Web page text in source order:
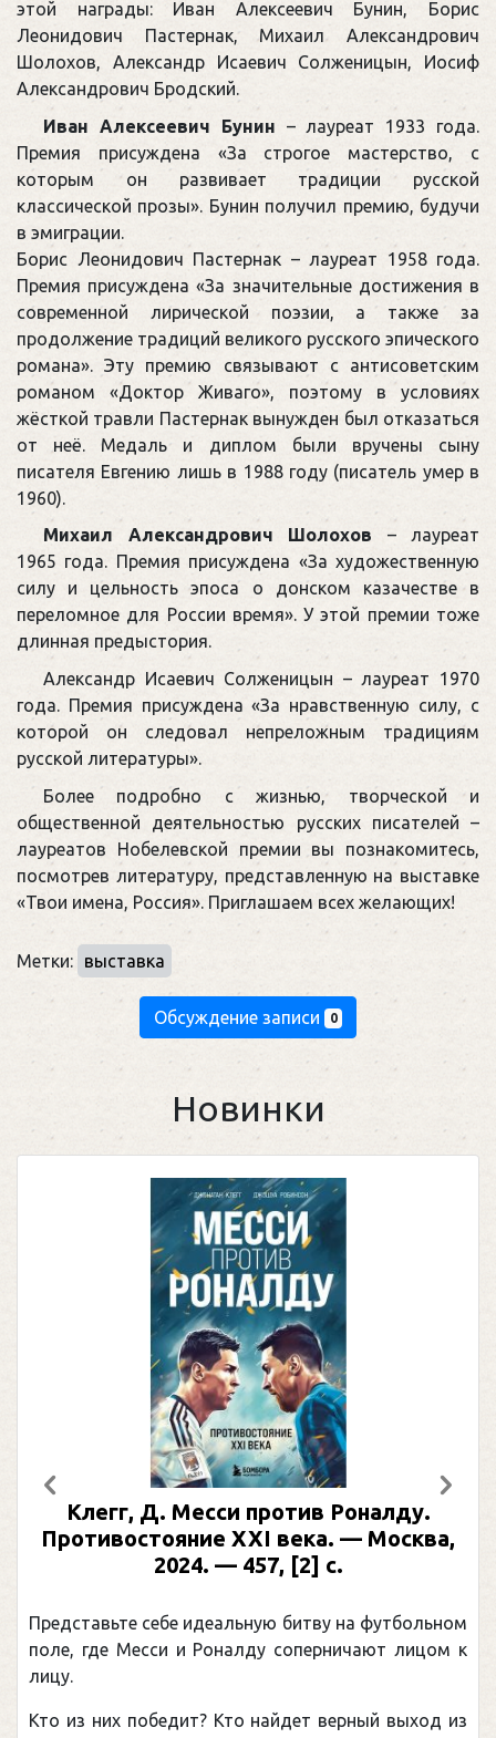
этой награды: Иван Алексеевич Бунин, Борис
Леонидович Пастернак, Михаил Александрович
Шолохов, Александр Исаевич Солженицын, Иосиф
Александрович Бродский.
Иван Алексеевич Бунин – лауреат 1933 года.
Премия присуждена «За строгое мастерство, с
которым он развивает традиции русской
классической прозы». Бунин получил премию, будучи
в эмиграции.
Борис Леонидович Пастернак – лауреат 1958 года.
Премия присуждена «За значительные достижения в
современной лирической поэзии, а также за
продолжение традиций великого русского эпического
романа». Эту премию связывают с антисоветским
романом «Доктор Живаго», поэтому в условиях
жёсткой травли Пастернак вынужден был отказаться
от неё. Медаль и диплом были вручены сыну
писателя Евгению лишь в 1988 году (писатель умер в
1960).
Михаил Александрович Шолохов – лауреат
1965 года. Премия присуждена «За художественную
силу и цельность эпоса о донском казачестве в
переломное для России время». У этой премии тоже
длинная предыстория.
Александр Исаевич Солженицын – лауреат 1970
года. Премия присуждена «За нравственную силу, с
которой он следовал непреложным традициям
русской литературы».
Более подробно с жизнью, творческой и
общественной деятельностью русских писателей –
лауреатов Нобелевской премии вы познакомитесь,
посмотрев литературу, представленную на выставке
«Твои имена, Россия». Приглашаем всех желающих!
Метки: выставка
Обсуждение записи 0
Новинки
Клегг, Д. Месси против Роналду.
Противостояние XXI века. — Москва,
2024. — 457, [2] с.
Представьте себе идеальную битву на футбольном
поле, где Месси и Роналду соперничают лицом к
лицу.
Кто из них победит? Кто найдет верный выход из
Предыдущий